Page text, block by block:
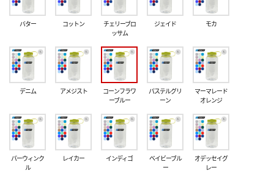
バター コットン
チェリーブロ
ッサム
ジェイド モカ
デニム アメジスト
コーンフラワ
ーブルー
パステルグリ
ーン
マーマレード
オレンジ
パーウィンク
ル
レイカー インディゴ
ベイビーブル
ー
オデッセイグ
レー